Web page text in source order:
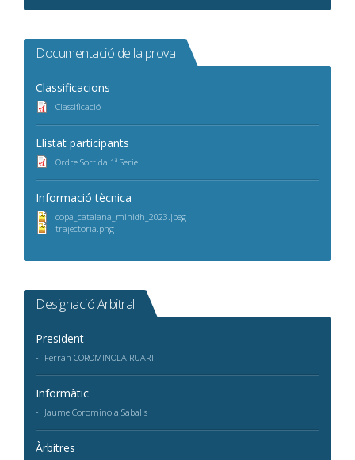
Documentació de la prova
Classificacions
Classificació
Llistat participants
Ordre Sortida 1ª Serie
Informació tècnica
copa_catalana_minidh_2023.jpeg
trajectoria.png
Designació Arbitral
President
Ferran COROMINOLA RUART
Informàtic
Jaume Corominola Saballs
Àrbitres